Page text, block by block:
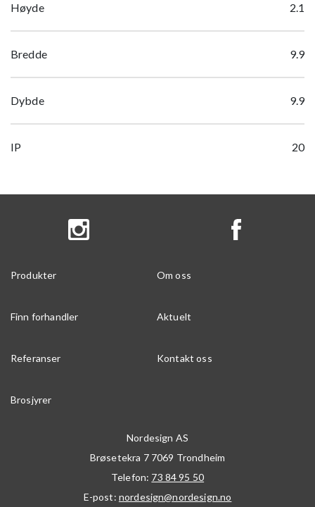
Høyde 2.1
Bredde 9.9
Dybde 9.9
IP 20
Produkter Om oss
Finn forhandler Aktuelt
Referanser Kontakt oss
Brosjyrer
Nordesign AS
Brøsetekra 7 7069 Trondheim
Telefon: 73 84 95 50
E-post: nordesign@nordesign.no